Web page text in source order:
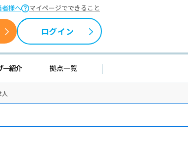
者様へ マイページでできること
ログイン
キャリアアドバイザー紹介 拠点一覧